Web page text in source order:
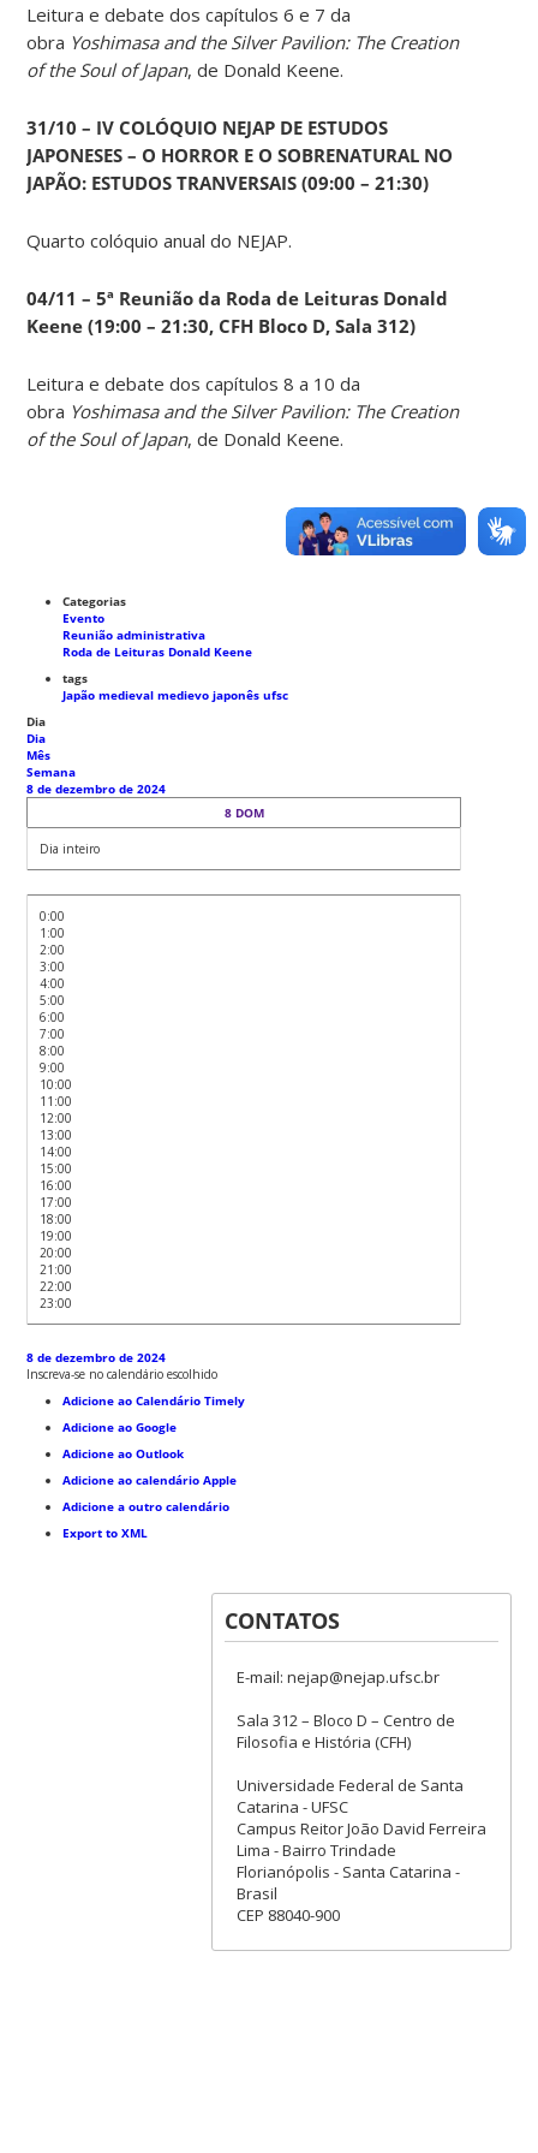
Leitura e debate dos capítulos 6 e 7 da
obra Yoshimasa and the Silver Pavilion: The Creation
of the Soul of Japan, de Donald Keene.
31/10 – IV COLÓQUIO NEJAP DE ESTUDOS
JAPONESES – O HORROR E O SOBRENATURAL NO
JAPÃO: ESTUDOS TRANVERSAIS (09:00 – 21:30)
Quarto colóquio anual do NEJAP.
04/11 – 5ª Reunião da Roda de Leituras Donald
Keene (19:00 – 21:30, CFH Bloco D, Sala 312)
Leitura e debate dos capítulos 8 a 10 da
obra Yoshimasa and the Silver Pavilion: The Creation
of the Soul of Japan, de Donald Keene.
Categorias
Evento
Reunião administrativa
Roda de Leituras Donald Keene
tags
Japão medievalmedievo japonêsufsc
Dia
Dia
Mês
Semana
8 de dezembro de 2024
8 DOM
Dia inteiro
0:00
1:00
2:00
3:00
4:00
5:00
6:00
7:00
8:00
9:00
10:00
11:00
12:00
13:00
14:00
15:00
16:00
17:00
18:00
19:00
20:00
21:00
22:00
23:00
8 de dezembro de 2024
Inscreva-se no calendário escolhido
Adicione ao Calendário Timely
Adicione ao Google
Adicione ao Outlook
Adicione ao calendário Apple
Adicione a outro calendário
Export to XML
CONTATOS
E-mail: nejap@nejap.ufsc.br
Sala 312 – Bloco D – Centro de
Filosofia e História (CFH)
Universidade Federal de Santa
Catarina - UFSC
Campus Reitor João David Ferreira
Lima - Bairro Trindade
Florianópolis - Santa Catarina -
Brasil
CEP 88040-900